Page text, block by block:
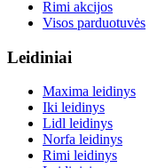
Rimi akcijos
Visos parduotuvės
Leidiniai
Maxima leidinys
Iki leidinys
Lidl leidinys
Norfa leidinys
Rimi leidinys